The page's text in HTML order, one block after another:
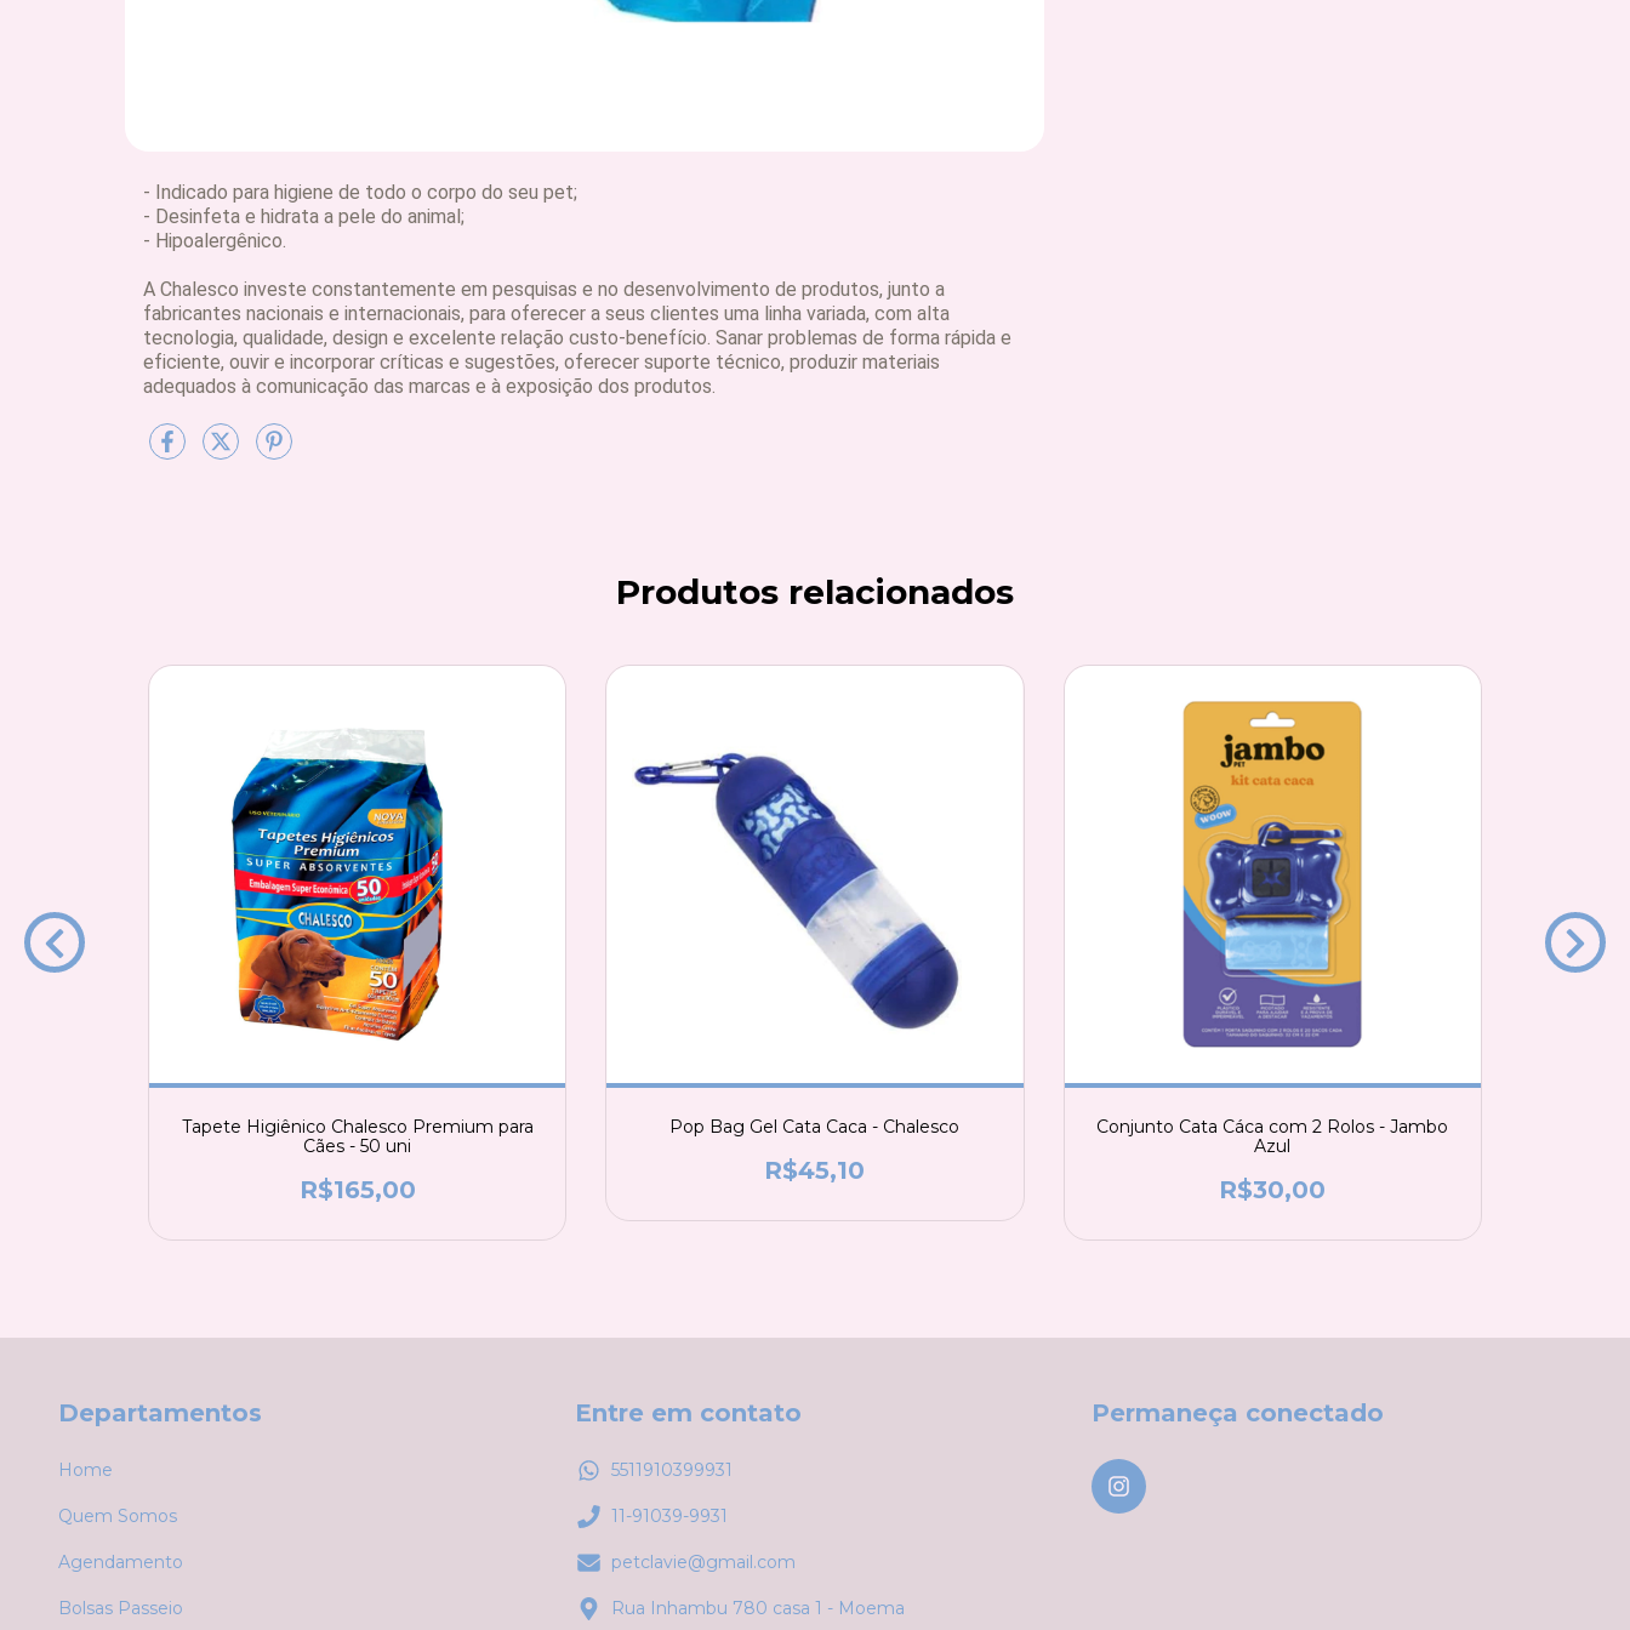
- Indicado para higiene de todo o corpo do seu pet;
- Desinfeta e hidrata a pele do animal;
- Hipoalergênico.
A Chalesco investe constantemente em pesquisas e no desenvolvimento de produtos, junto a
fabricantes nacionais e internacionais, para oferecer a seus clientes uma linha variada, com alta
tecnologia, qualidade, design e excelente relação custo-benefício. Sanar problemas de forma rápida e
eficiente, ouvir e incorporar críticas e sugestões, oferecer suporte técnico, produzir materiais
adequados à comunicação das marcas e à exposição dos produtos.
Produtos relacionados
Tapete Higiênico Chalesco Premium para
Cães - 50 uni
R$165,00
Pop Bag Gel Cata Caca - Chalesco
R$45,10
Conjunto Cata Cáca com 2 Rolos - Jambo
Azul
R$30,00
Departamentos
Home
Quem Somos
Agendamento
Bolsas Passeio
Entre em contato
5511910399931
11-91039-9931
petclavie@gmail.com
Rua Inhambu 780 casa 1 - Moema
Permaneça conectado